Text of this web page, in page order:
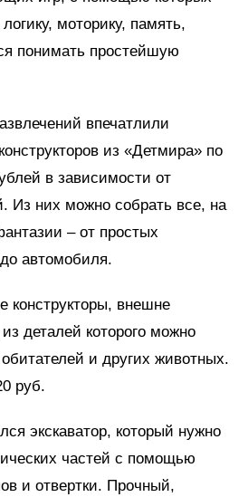
моторику, память,
понимать простейшую
впечатлили
из «Детмира» по
в зависимости от
Из них можно собрать все, на
– от простых
автомобиля.
конструкторы, внешне
деталей которого можно
и других животных.
руб.
экскаватор, который нужно
частей с помощью
и отвертки. Прочный,